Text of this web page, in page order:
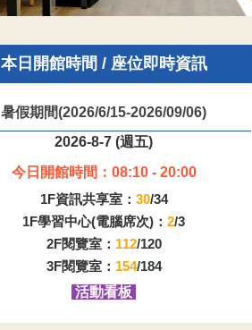
本日開館時間 / 座位即時資訊
暑假期間(2026/6/15-2026/09/06)
2026-8-7 (週五)
今日開館時間：08:10 - 20:00
1F資訊共享室： 30/34
1F學習中心(電腦席次)：2/3
2F閱覽室： 112/120
3F閱覽室： 154/184
活動看板